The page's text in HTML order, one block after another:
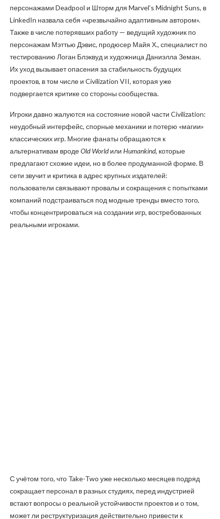
персонажами Deadpool и Шторм для Marvel’s Midnight Suns, в
LinkedIn назвала себя «чрезвычайно адаптивным автором».
Также в числе потерявших работу — ведущий художник по
персонажам Мэттью Дэвис, продюсер Майя Х., специалист по
тестированию Логан Блэквуд и художница Даниэлла Земан.
Их уход вызывает опасения за стабильность будущих
проектов, в том числе и Civilization VII, которая уже
подвергается критике со стороны сообщества.
Игроки давно жалуются на состояние новой части Civilization:
неудобный интерфейс, спорные механики и потерю «магии»
классических игр. Многие фанаты обращаются к
альтернативам вродеOld Worldили Humankind, которые
предлагают схожие идеи, но в более продуманной форме. В
сети звучит и критика в адрес крупных издателей:
пользователи связывают провалы и сокращения с попытками
компаний подстраиваться под модные тренды вместо того,
чтобы концентрироваться на создании игр, востребованных
реальными игроками.
С учётом того, что Take-Two уже несколько месяцев подряд
сокращает персонал в разных студиях, перед индустрией
встают вопросы о реальной устойчивости проектов и о том,
может ли реструктуризация действительно привести к